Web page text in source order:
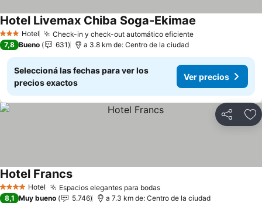
3 Estrellas
Hotel Check-in y check-out automático eficiente
Hotel Livemax Chiba Soga-Ekimae
7,8 Bueno 631 a 3.8 km de: Centro de la ciudad
Seleccioná las fechas para ver los
precios exactos
Ver precios
Compartir
4 EstrellasHotel Espacios elegantes para bodas
Hotel Francs
8,1 Muy bueno 5.746 a 7.3 km de: Centro de la ciudad